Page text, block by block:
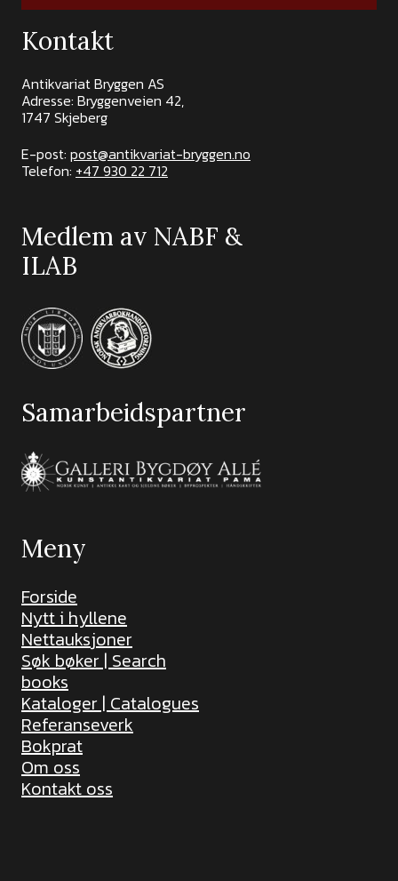
Kontakt
Antikvariat Bryggen AS
Adresse: Bryggenveien 42,
1747 Skjeberg
E-post: post@antikvariat-bryggen.no
Telefon: +47 930 22 712
Medlem av NABF &
ILAB
Samarbeidspartner
Meny
Forside
Nytt i hyllene
Nettauksjoner
Søk bøker | Search
books
Kataloger | Catalogues
Referanseverk
Bokprat
Om oss
Kontakt oss